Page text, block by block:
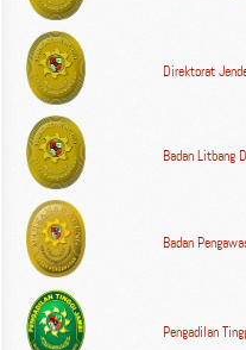
Direktorat
Badan Litbang
Badan
Pengadilan